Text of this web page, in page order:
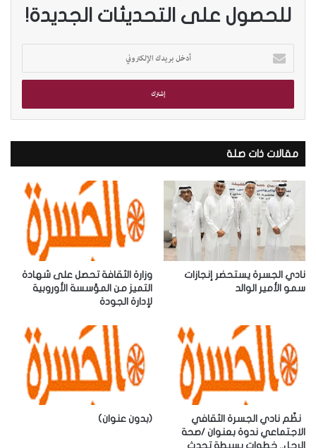
للحصول على التحديثات الجديدة!
خ
ب
ي
د
ك
ا
ل
إ
ك
ت
ر
و
مقالات ذات صلة
نادي الجسرة يستحضر إنجازات
سمو الأمير الوالد
وزارة الثقافة تحصل على شهادة
التميز من المؤسسة الأوروبية
لإدارة الجودة
‎نظّم نادي الجسرة الثقافي
الاجتماعي ندوة بعنوان /صحة
الرجل.. خطوات بسيطة تحدث
(بدون عنوان)